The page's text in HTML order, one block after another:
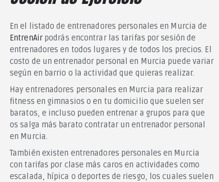
En el listado de entrenadores personales en Murcia de
EntrenAirpodrás encontrar las tarifas por sesión de
entrenadores en todos lugares y de todos los precios. El
costo de un entrenador personal en Murcia puede variar
según en barrio o la actividad que quieras realizar.
Hay entrenadores personales en Murcia para realizar
fitness en gimnasios o en tu domicilio que suelen ser
baratos, e incluso pueden entrenar a grupos para que
os salga más barato contratar un entrenador personal
en Murcia.
También existen entrenadores personales en Murcia
con tarifas por clase más caros en actividades como
escalada, hípica o deportes de riesgo, los cuales suelen